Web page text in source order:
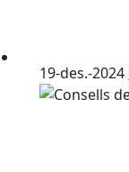
19-des.-2024